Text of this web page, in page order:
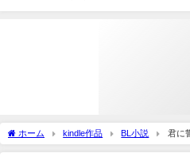
ホーム kindle作品 BL小説 君に